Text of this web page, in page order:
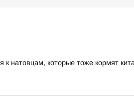
натовцам, которые тоже кормят